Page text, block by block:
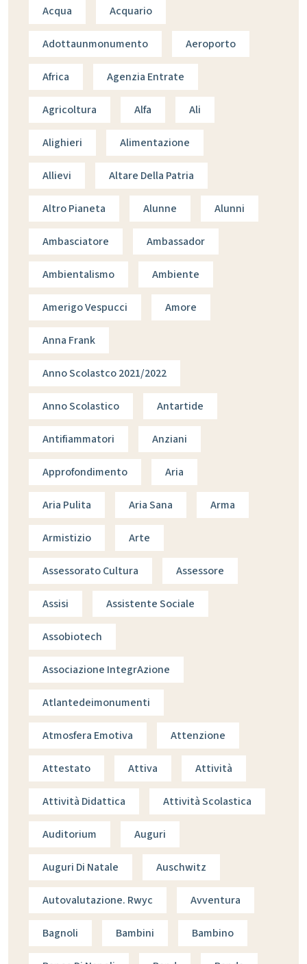
Acqua Acquario
Adottaunmonumento Aeroporto
Africa Agenzia Entrate
Agricoltura Alfa Ali
Alighieri Alimentazione
Allievi Altare Della Patria
Altro Pianeta Alunne Alunni
Ambasciatore Ambassador
Ambientalismo Ambiente
Amerigo Vespucci Amore
Anna Frank
Anno Scolastco 2021/2022
Anno Scolastico Antartide
Antifiammatori Anziani
Approfondimento Aria
Aria Pulita Aria Sana Arma
Armistizio Arte
Assessorato Cultura Assessore
Assisi Assistente Sociale
Assobiotech
Associazione IntegrAzione
Atlantedeimonumenti
Atmosfera Emotiva Attenzione
Attestato Attiva Attività
Attività Didattica Attività Scolastica
Auditorium Auguri
Auguri Di Natale Auschwitz
Autovalutazione. Rwyc Avventura
Bagnoli Bambini Bambino